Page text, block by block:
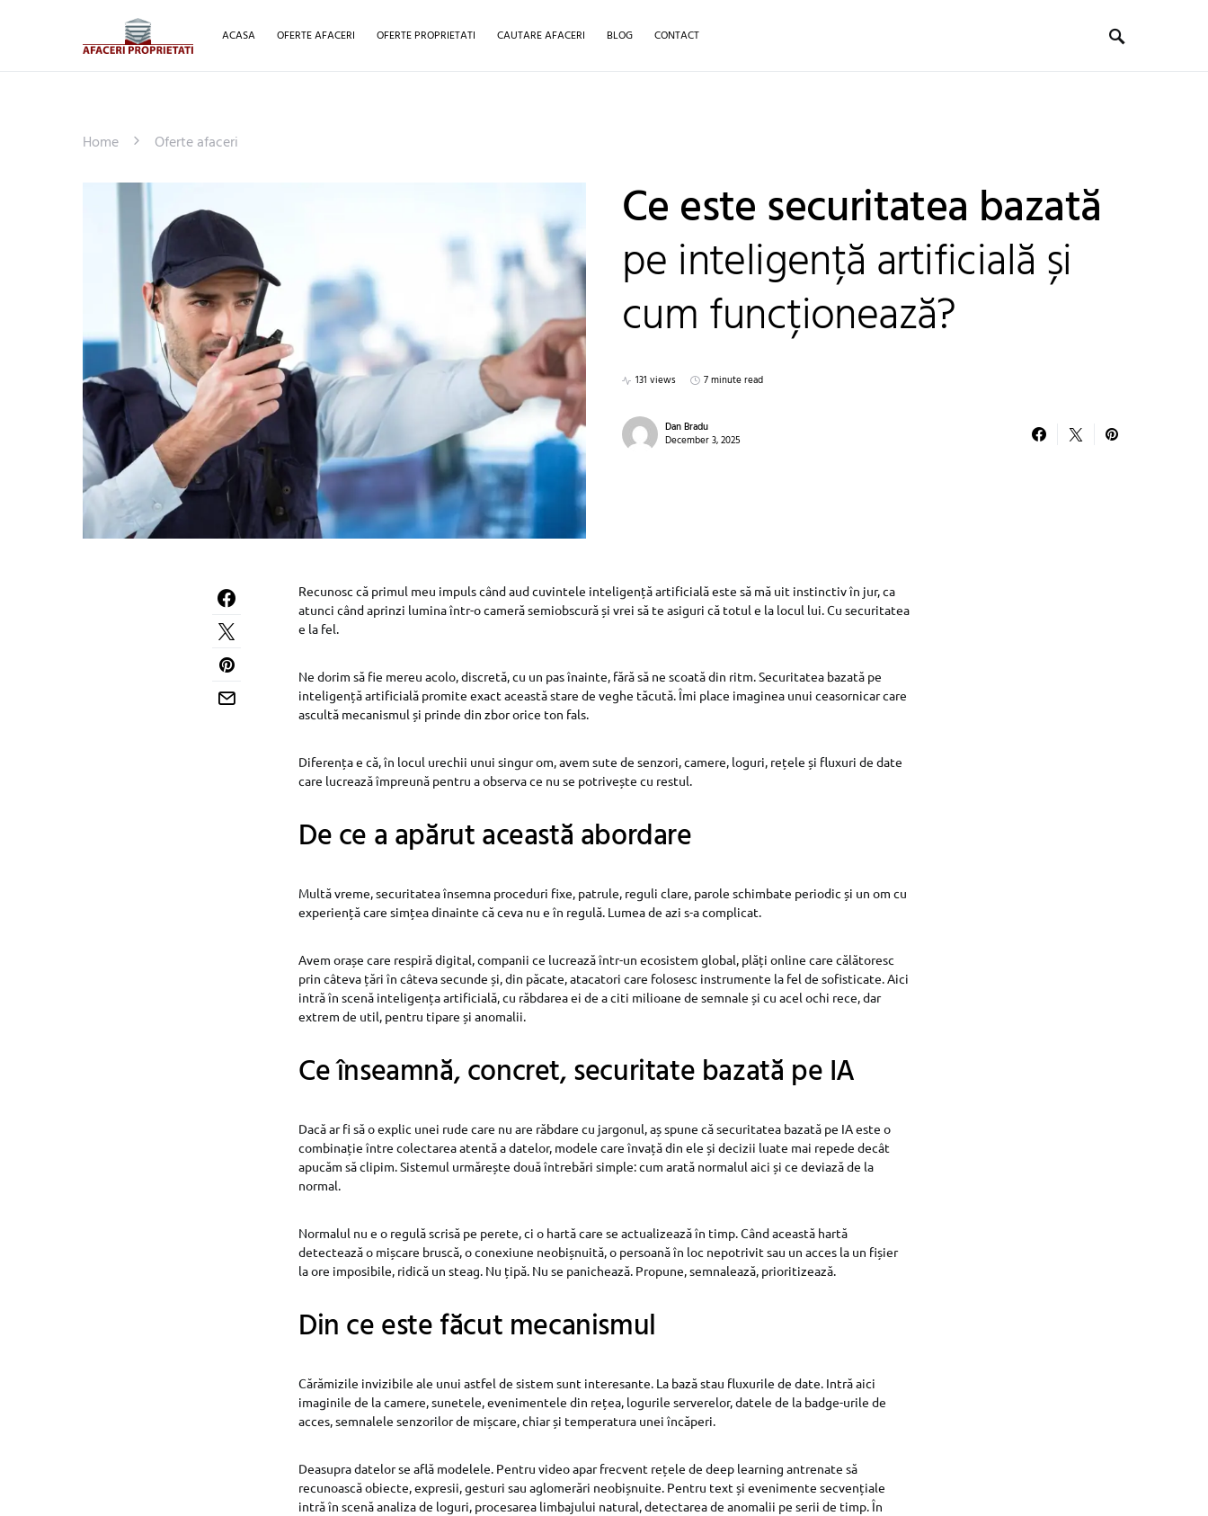
ACASA OFERTE AFACERI OFERTE PROPRIETATI CAUTARE AFACERI BLOG CONTACT
Home Oferte afaceri
Ce este securitatea bazată
pe inteligență artificială și
cum funcționează?
131 views 7 minute read
Dan Bradu
December 3, 2025
Recunosc că primul meu impuls când aud cuvintele inteligență artificială este să mă uit instinctiv în jur, ca
atunci când aprinzi lumina într-o cameră semiobscură și vrei să te asiguri că totul e la locul lui. Cu securitatea
e la fel.
Ne dorim să fie mereu acolo, discretă, cu un pas înainte, fără să ne scoată din ritm. Securitatea bazată pe
inteligență artificială promite exact această stare de veghe tăcută. Îmi place imaginea unui ceasornicar care
ascultă mecanismul și prinde din zbor orice ton fals.
Diferența e că, în locul urechii unui singur om, avem sute de senzori, camere, loguri, rețele și fluxuri de date
care lucrează împreună pentru a observa ce nu se potrivește cu restul.
De ce a apărut această abordare
Multă vreme, securitatea însemna proceduri fixe, patrule, reguli clare, parole schimbate periodic și un om cu
experiență care simțea dinainte că ceva nu e în regulă. Lumea de azi s-a complicat.
Avem orașe care respiră digital, companii ce lucrează într-un ecosistem global, plăți online care călătoresc
prin câteva țări în câteva secunde și, din păcate, atacatori care folosesc instrumente la fel de sofisticate. Aici
intră în scenă inteligența artificială, cu răbdarea ei de a citi milioane de semnale și cu acel ochi rece, dar
extrem de util, pentru tipare și anomalii.
Ce înseamnă, concret, securitate bazată pe IA
Dacă ar fi să o explic unei rude care nu are răbdare cu jargonul, aș spune că securitatea bazată pe IA este o
combinație între colectarea atentă a datelor, modele care învață din ele și decizii luate mai repede decât
apucăm să clipim. Sistemul urmărește două întrebări simple: cum arată normalul aici și ce deviază de la
normal.
Normalul nu e o regulă scrisă pe perete, ci o hartă care se actualizează în timp. Când această hartă
detectează o mișcare bruscă, o conexiune neobișnuită, o persoană în loc nepotrivit sau un acces la un fișier
la ore imposibile, ridică un steag. Nu țipă. Nu se panichează. Propune, semnalează, prioritizează.
Din ce este făcut mecanismul
Cărămizile invizibile ale unui astfel de sistem sunt interesante. La bază stau fluxurile de date. Intră aici
imaginile de la camere, sunetele, evenimentele din rețea, logurile serverelor, datele de la badge-urile de
acces, semnalele senzorilor de mișcare, chiar și temperatura unei încăperi.
Deasupra datelor se află modelele. Pentru video apar frecvent rețele de deep learning antrenate să
recunoască obiecte, expresii, gesturi sau aglomerări neobișnuite. Pentru text și evenimente secvențiale
intră în scenă analiza de loguri, procesarea limbajului natural, detectarea de anomalii pe serii de timp. În